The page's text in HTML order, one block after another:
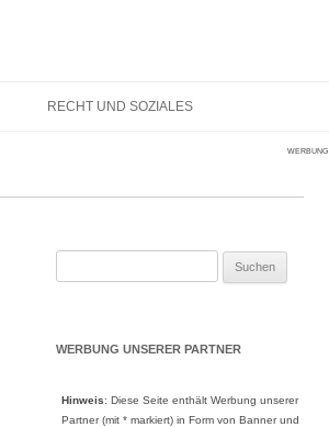
RECHT UND SOZIALES
WERBUNG
WERBUNG UNSERER PARTNER
Hinweis: Diese Seite enthält Werbung unserer
Partner (mit * markiert) in Form von Banner und